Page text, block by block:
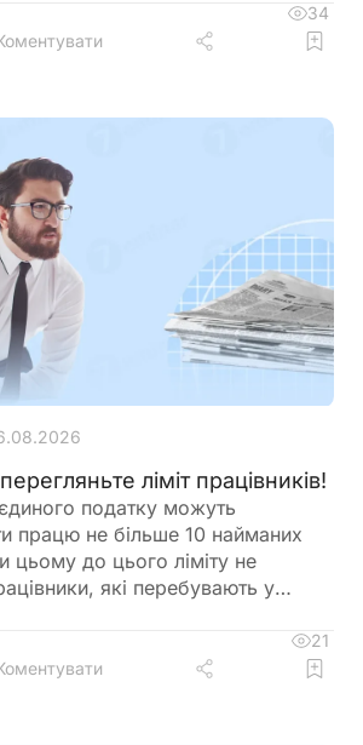
підтвердження страхового
пенсій
34
ліміт працівників!
податку можуть
працю не більше 10 найманих
цьому до цього ліміту не
які перебувають у
за дитиною. Перед
працівника варто
21